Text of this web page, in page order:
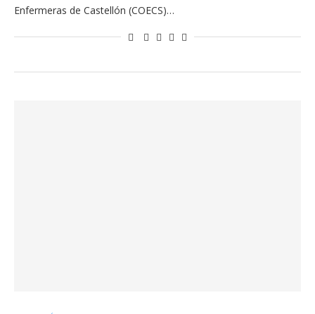
Enfermeras de Castellón (COECS)…